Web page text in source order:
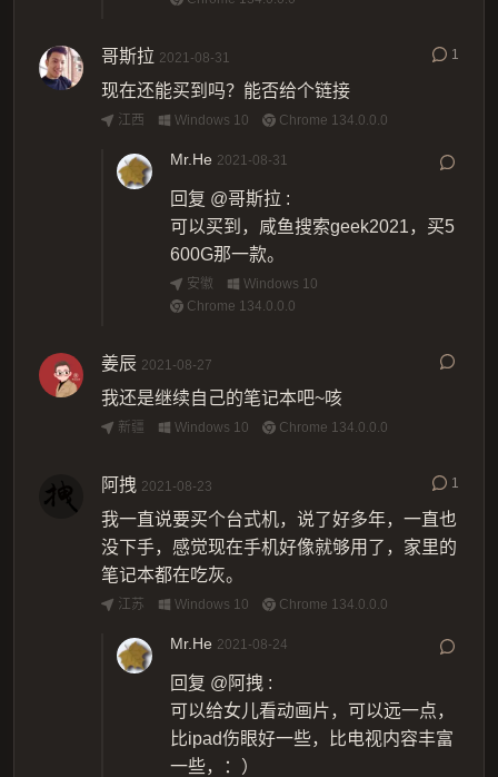
哥斯拉 2021-08-31 1
现在还能买到吗？能否给个链接
江西 Windows 10 Chrome 134.0.0.0
Mr.He 2021-08-31
回复 @哥斯拉 :
可以买到，咸鱼搜索geek2021，买5
600G那一款。
安徽
Windows 10
Chrome 134.0.0.0
姜辰 2021-08-27
我还是继续自己的笔记本吧~咳
新疆 Windows 10 Chrome 134.0.0.0
阿拽 2021-08-23 1
我一直说要买个台式机，说了好多年，一直也
没下手，感觉现在手机好像就够用了，家里的
笔记本都在吃灰。
江苏 Windows 10 Chrome 134.0.0.0
Mr.He 2021-08-24
回复 @阿拽 :
可以给女儿看动画片，可以远一点，
比ipad伤眼好一些，比电视内容丰富
一些，：）